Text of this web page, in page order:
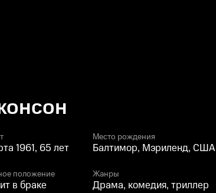
1961, 65 лет
Место рождения
Балтимор, Мэриленд, США
положение
в браке
Жанры
Драма, комедия, триллер